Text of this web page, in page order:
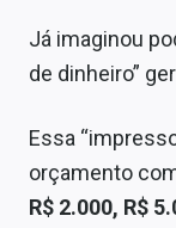
Já imaginou
de dinheiro”
Essa
orçamento
R$ 2.000, R$